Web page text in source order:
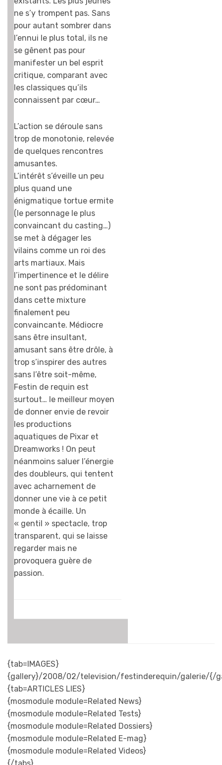
ne s’y trompent pas. Sans
pour autant sombrer dans
l’ennui le plus total, ils ne
se gênent pas pour
manifester un bel esprit
critique, comparant avec
les classiques qu’ils
connaissent par cœur…
L’action se déroule sans
trop de monotonie, relevée
de quelques rencontres
amusantes.
L’intérêt s’éveille un peu
plus quand une
énigmatique tortue ermite
(le personnage le plus
convaincant du casting…)
se met à dégager les
vilains comme un roi des
arts martiaux. Mais
l’impertinence et le délire
ne sont pas prédominant
dans cette mixture
finalement peu
convaincante. Médiocre
sans être insultant,
amusant sans être drôle, à
trop s’inspirer des autres
sans l’être soit-même,
Festin de requin est
surtout… le meilleur moyen
de donner envie de revoir
les productions
aquatiques de Pixar et
Dreamworks ! On peut
néanmoins saluer l’énergie
des doubleurs, qui tentent
avec acharnement de
donner une vie à ce petit
monde à écaille. Un
« gentil » spectacle, trop
transparent, qui se laisse
regarder mais ne
provoquera guère de
passion.
{tab=IMAGES}
{gallery}/2008/02/television/festinderequin/galerie/{/
{tab=ARTICLES LIES}
{mosmodule module=Related News}
{mosmodule module=Related Tests}
{mosmodule module=Related Dossiers}
{mosmodule module=Related E-mag}
{mosmodule module=Related Videos}